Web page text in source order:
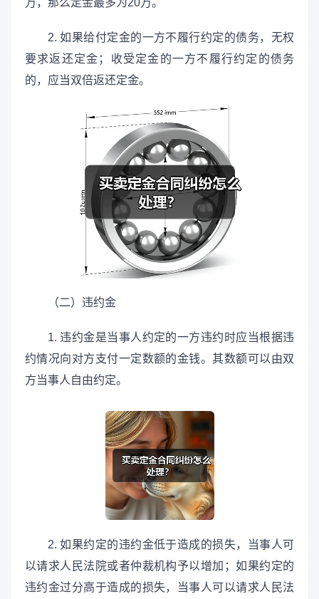
2. 如果给付定金的一方不履行约定的债务，无权
要求返还定金；收受定金的一方不履行约定的债务
的，应当双倍返还定金。
（二）违约金
1. 违约金是当事人约定的一方违约时应当根据违
约情况向对方支付一定数额的金钱。其数额可以由双
方当事人自由约定。
2. 如果约定的违约金低于造成的损失，当事人可
以请求人民法院或者仲裁机构予以增加；如果约定的
违约金过分高于造成的损失，当事人可以请求人民法